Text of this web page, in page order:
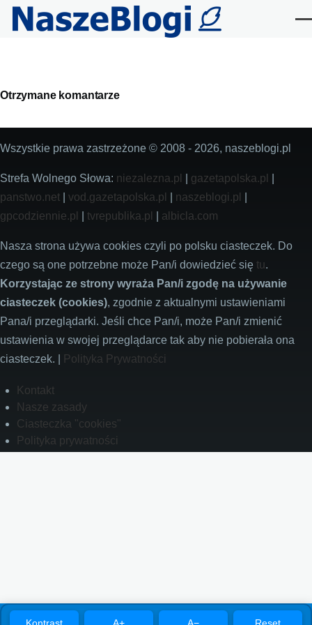
Przejdź do treści
tabs
Otrzymane komantarze
Wszystkie prawa zastrzeżone © 2008 - 2026, naszeblogi.pl
Strefa Wolnego Słowa: niezalezna.pl gazetapolska.pl
panstwo.net
vod.gazetapolska.pl naszeblogi.pl
gpcodziennie.pl
tvrepublika.pl albicla.com
Nasza strona używa cookies czyli po polsku ciasteczek. Do
czego są one potrzebne może Pan/i dowiedzieć się tu.
Korzystając ze strony wyraża Pan/i zgodę na używanie
ciasteczek (cookies), zgodnie z aktualnymi ustawieniami
Pana/i przeglądarki. Jeśli chce Pan/i, może Pan/i zmienić
ustawienia w swojej przeglądarce tak aby nie pobierała ona
ciasteczek. |
Polityka Prywatności
FooterKontakt
Nasze zasady
Ciasteczka "cookies"
Polityka prywatności